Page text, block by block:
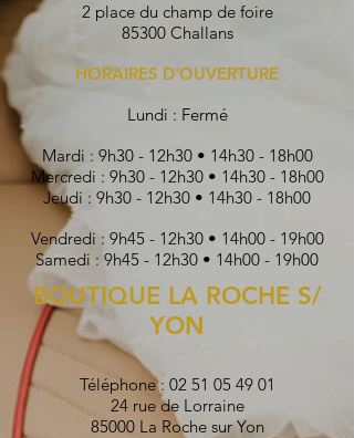
2 place du champ de foire
85300 Challans
HORAIRES D'OUVERTURE
Lundi : Fermé
Mardi : 9h30 - 12h30 • 14h30 - 18h00
Mercredi : 9h30 - 12h30 • 14h30 - 18h00
Jeudi : 9h30 - 12h30 • 14h30 - 18h00
Vendredi : 9h45 - 12h30 • 14h00 - 19h00
Samedi : 9h45 - 12h30 • 14h00 - 19h00
BOUTIQUE LA ROCHE S/
YON
Téléphone : 02 51 05 49 01
24 rue de Lorraine
85000 La Roche sur Yon